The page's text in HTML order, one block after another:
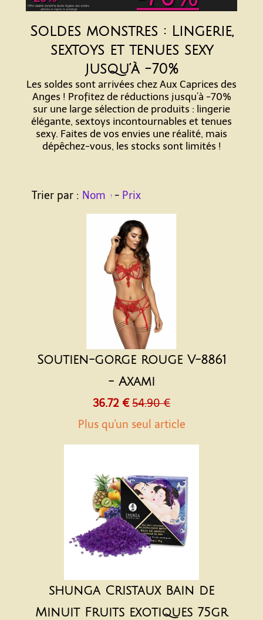
Soldes monstres : Lingerie,
sextoys et tenues sexy
jusqu’à -70%
Les soldes sont arrivées chez Aux Caprices des
Anges ! Profitez de réductions jusqu’à -70%
sur une large sélection de produits : lingerie
élégante, sextoys incontournables et tenues
sexy. Faites de vos envies une réalité, mais
dépêchez-vous, les stocks sont limités !
Trier par : Nom - Prix
Soutien-gorge rouge V-8861
- Axami
36.72 € 54.90 €
Plus qu'un seul article
shunga Cristaux Bain de
Minuit Fruits exotiques 75gr